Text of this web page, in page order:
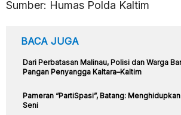
Sumber: Humas Polda Kaltim
BACA JUGA
Dari Perbatasan Malinau, Polisi dan Warga
Pangan Penyangga Kaltara–Kaltim
Pameran “PartiSpasi”, Batang:
Seni